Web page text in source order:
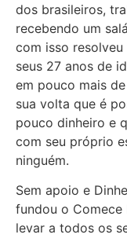
dos brasileiros,
recebendo um
com isso
seus 27 anos de
em pouco mais
sua volta que é
pouco dinheiro e
com seu próprio
ninguém.
Sem apoio e
fundou o
levar a todos os